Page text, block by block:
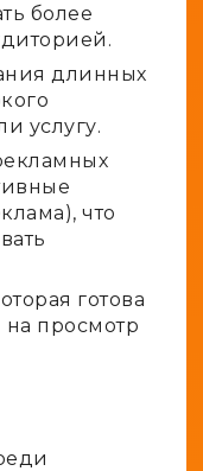
более
длинных
услугу.
что
готова
просмотр